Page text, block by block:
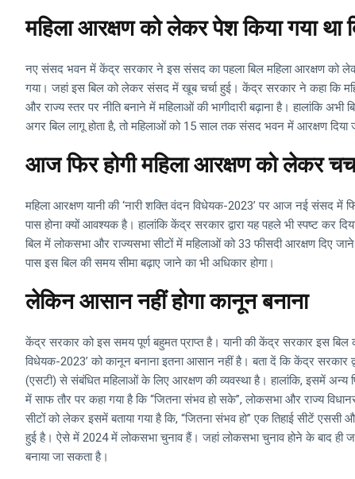
महिला आरक्षण को लेकर पेश किया गया था
नए संसद भवन में केंद्र सरकार ने इस संसद का पहला बिल महिला आरक्षण को
गया। जहां इस बिल को लेकर संसद में खूब चर्चा हुई। केंद्र सरकार ने कहा कि
और राज्य स्तर पर नीति बनाने में महिलाओं की भागीदारी बढ़ाना है। हालांकि
अगर बिल लागू होता है, तो महिलाओं को 15 साल तक संसद भवन में आरक्षण दिया
आज फिर होगी महिला आरक्षण को लेकर
महिला आरक्षण यानी की ‘नारी शक्ति वंदन विधेयक-2023’ पर आज नई संसद में
पास होना क्यों आवश्यक है। हालांकि केंद्र सरकार द्वारा यह पहले भी स्पष्ट कर
बिल में लोकसभा और राज्यसभा सीटों में महिलाओं को 33 फीसदी आरक्षण दिए
पास इस बिल की समय सीमा बढ़ाए जाने का भी अधिकार होगा।
लेकिन आसान नहीं होगा कानून बनाना
केंद्र सरकार को इस समय पूर्ण बहुमत प्राप्त है। यानी की केंद्र सरकार इस
विधेयक-2023’ को कानून बनाना इतना आसान नहीं है। बता दें कि केंद्र
(एसटी) से संबंधित महिलाओं के लिए आरक्षण की व्यवस्था है। हालांकि, इसमें अन्य
में साफ तौर पर कहा गया है कि “जितना संभव हो सके”, लोकसभा और राज्य
सीटों को लेकर इसमें बताया गया है कि, “जितना संभव हो” एक तिहाई सीटें
हुई है। ऐसे में 2024 में लोकसभा चुनाव हैं। जहां लोकसभा चुनाव होने के बाद ही
बनाया जा सकता है।